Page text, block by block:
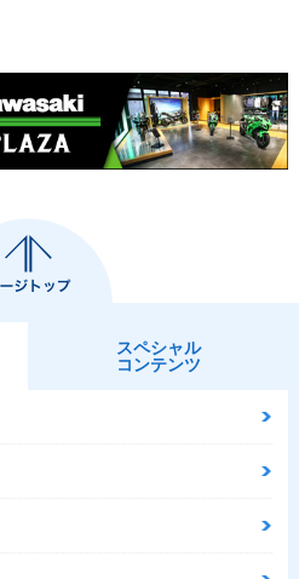
スペシャル
コンテンツ